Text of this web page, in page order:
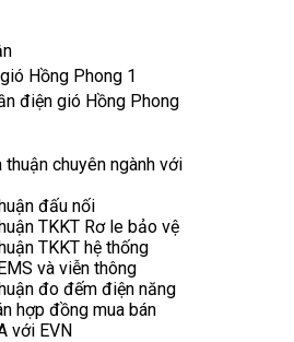
Hồng Phong 1
điện gió Hồng Phong
thuận chuyên ngành với
đấu nối
TKKT Rơ le bảo vệ
TKKT hệ thống
và viễn thông
đo đếm điện năng
hợp đồng mua bán
với EVN